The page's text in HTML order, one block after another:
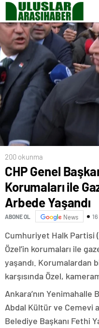
200 okunma
CHP Genel
Korumaları ile
Arbede Yaşandı
ABONE OL News
Cumhuriyet Halk Partisi
Özel’in korumaları ile
yaşandı. Korumalardan
karşısında Özel,
Ankara’nın
Abdal Kültür ve Cemevi
Belediye Başkanı Fethi